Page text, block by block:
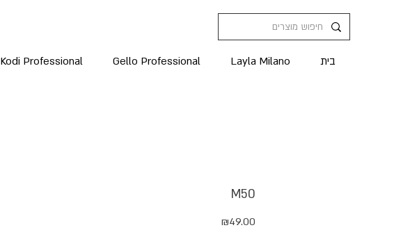
בית Layla Milano
Gello Professional
Kodi Professional
M50
₪49.00